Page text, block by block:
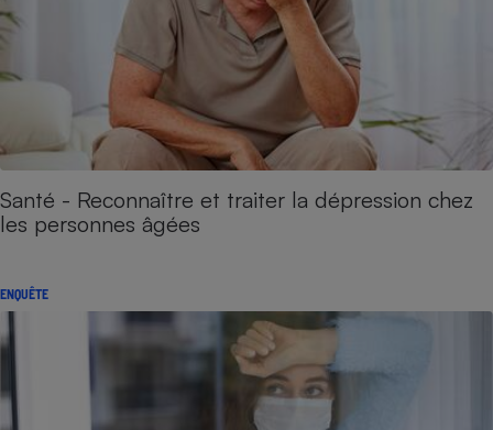
Santé - Reconnaître et traiter la dépression chez
les personnes âgées
ENQUÊTE